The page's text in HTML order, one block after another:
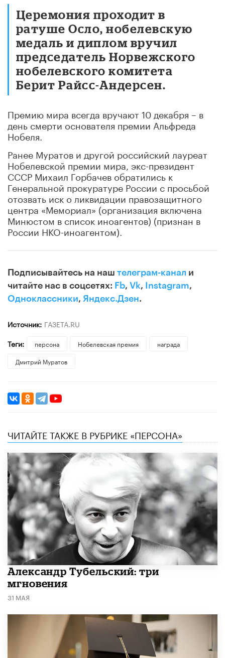
Церемония проходит в
ратуше Осло, нобелевскую
медаль и диплом вручил
председатель Норвежского
нобелевского комитета
Берит Райсс-Андерсен.
Премию мира всегда вручают 10 декабря – в
день смерти основателя премии Альфреда
Нобеля.
Ранее Муратов и другой российский лауреат
Нобелевской премии мира, экс-президент
СССР Михаил Горбачев обратились к
Генеральной прокуратуре России с просьбой
отозвать иск о ликвидации правозащитного
центра «Мемориал» (организация включена
Минюстом в список иноагентов) (признан в
России НКО-иноагентом).
Подписывайтесь на наш телеграм-канал и
читайте нас в соцсетях: Fb, Vk, Instagram,
Одноклассники, Яндекс.Дзен.
Источник: ГАЗЕТА.RU
Теги:
персона Нобелевская премия
награда
Дмитрий Муратов
ЧИТАЙТЕ ТАКЖЕ В РУБРИКЕ «ПЕРСОНА»
Александр Тубельский: три
мгновения
31 МАЯ